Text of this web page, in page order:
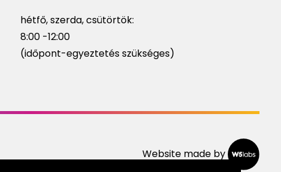
hétfő, szerda, csütörtök:
8:00 -12:00
(időpont-egyeztetés szükséges)
Website made by